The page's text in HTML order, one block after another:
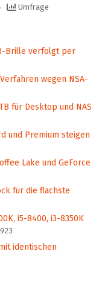
Umfrage
Brille verfolgt per
wegen NSA-
für Desktop und NAS
und Premium steigen
Lake und GeForce
für die flachste
i5-8400, i3-8350K
identischen